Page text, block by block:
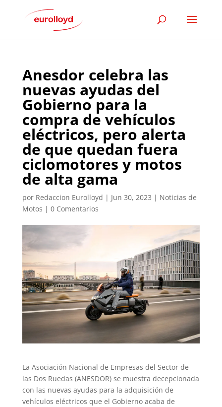
Anesdor celebra las
nuevas ayudas del
Gobierno para la
compra de vehículos
eléctricos, pero alerta
de que quedan fuera
ciclomotores y motos
de alta gama
por Redaccion Eurolloyd | Jun 30, 2023 | Noticias de
Motos | 0 Comentarios
La Asociación Nacional de Empresas del Sector de
las Dos Ruedas (ANESDOR) se muestra decepcionada
con las nuevas ayudas para la adquisición de
vehículos eléctricos que el Gobierno acaba de